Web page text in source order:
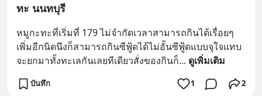
ทะ นนทบุรี
หมูกะทะที่เริ่มที่ 179 ไม่จำกัดเวลาสามารถกินได้เรื่อยๆ
เพิ่มอีกนิดนึงก็สามารถกินซีฟู้ดได้ไม่อั้นซีฟู้ดแบบจุใจแทบ
จะยกมาทั้งทะเลกันเลยทีเดียวสั่งของกินก็... ดูเพิ่มเติม
บันทึก 1 2